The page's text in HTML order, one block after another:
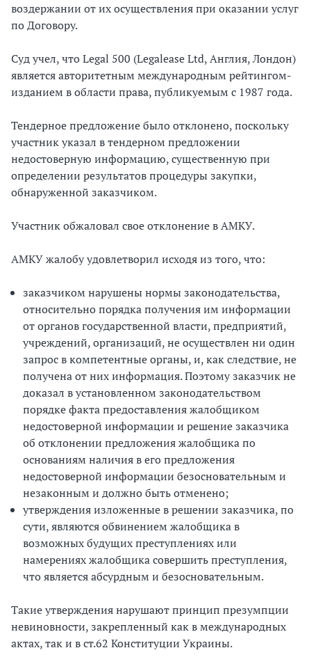
воздержании от их осуществления при оказании услуг
по Договору.
Суд учел, что Legal 500 (Legalease Ltd, Англия, Лондон)
является авторитетным международным рейтингом-
изданием в области права, публикуемым с 1987 года.
Тендерное предложение было отклонено, поскольку
участник указал в тендерном предложении
недостоверную информацию, существенную при
определении результатов процедуры закупки,
обнаруженной заказчиком.
Участник обжаловал свое отклонение в АМКУ.
АМКУ жалобу удовлетворил исходя из того, что:
заказчиком нарушены нормы законодательства,
относительно порядка получения им информации
от органов государственной власти, предприятий,
учреждений, организаций, не осуществлен ни один
запрос в компетентные органы, и, как следствие, не
получена от них информация. Поэтому заказчик не
доказал в установленном законодательством
порядке факта предоставления жалобщиком
недостоверной информации и решение заказчика
об отклонении предложения жалобщика по
основаниям наличия в его предложения
недостоверной информации безосновательным и
незаконным и должно быть отменено;
утверждения изложенные в решении заказчика, по
сути, являются обвинением жалобщика в
возможных будущих преступлениях или
намерениях жалобщика совершить преступления,
что является абсурдным и безосновательным.
Такие утверждения нарушают принцип презумпции
невиновности, закрепленный как в международных
актах, так и в ст.62 Конституции Украины.